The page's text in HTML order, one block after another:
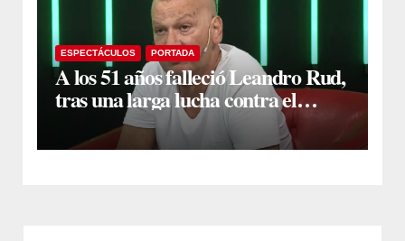
ESPECTÁCULOS PORTADA
A los 51 años falleció Leandro Rud,
tras una larga lucha contra el